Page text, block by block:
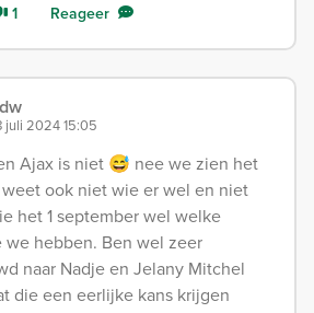
1 Reageer
juli 2024 15:05
Ajax is niet 😅 nee we zien het
ook niet wie er wel en niet
het 1 september wel welke
we hebben. Ben wel zeer
naar Nadje en Jelany Mitchel
die een eerlijke kans krijgen